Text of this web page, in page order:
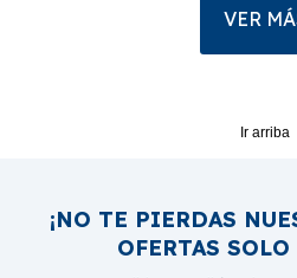
VER
Ir arriba
¡NO TE PIERDAS
OFERTAS SOLO